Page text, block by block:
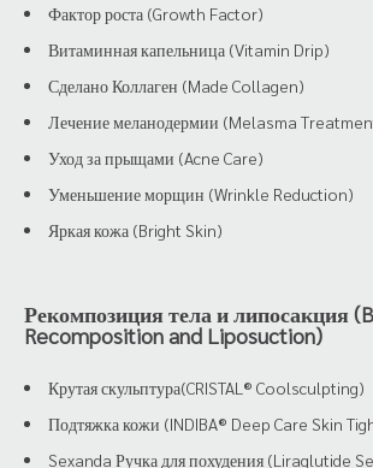
Фактор роста (Growth Factor)
Витаминная капельница (Vitamin Drip)
Сделано Коллаген (Made Collagen)
Лечение меланодермии (Melasma
Уход за прыщами (Acne Care)
Уменьшение морщин (Wrinkle Reduction)
Яркая кожа (Bright Skin)
Рекомпозиция тела и липосакция
Recomposition and Liposuction)
Крутая скульптура(CRISTAL® Coolsculpting)
Подтяжка кожи (INDIBA® Deep Care Skin
Sexanda Ручка для похудения (Liraglutide